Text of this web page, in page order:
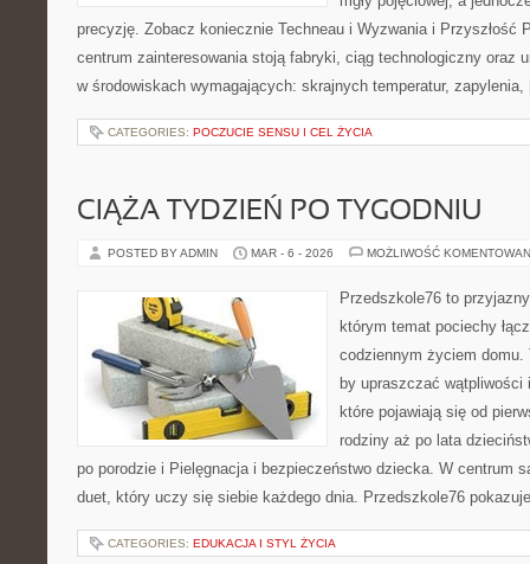
precyzję. Zobacz koniecznie Techneau i Wyzwania i Przyszłość
centrum zainteresowania stoją fabryki, ciąg technologiczny oraz
w środowiskach wymagających: skrajnych temperatur,
CATEGORIES: POCZUCIE SENSU I CEL ŻYCIA
CIĄŻA TYDZIEŃ PO TYGODNIU
POSTED BY ADMIN MAR - 6 - 2026 MOŻLIWOŚĆ
Przedszkole76 to
którym temat pociechy
codziennym życiem
by upraszczać wątpliwości
które pojawiają się od
rodziny aż po lata
po porodzie i Pielęgnacja i bezpieczeństwo dziecka. W centrum
duet, który uczy się siebie każdego dnia. Przedszkole76
CATEGORIES: EDUKACJA I STYL ŻYCIA